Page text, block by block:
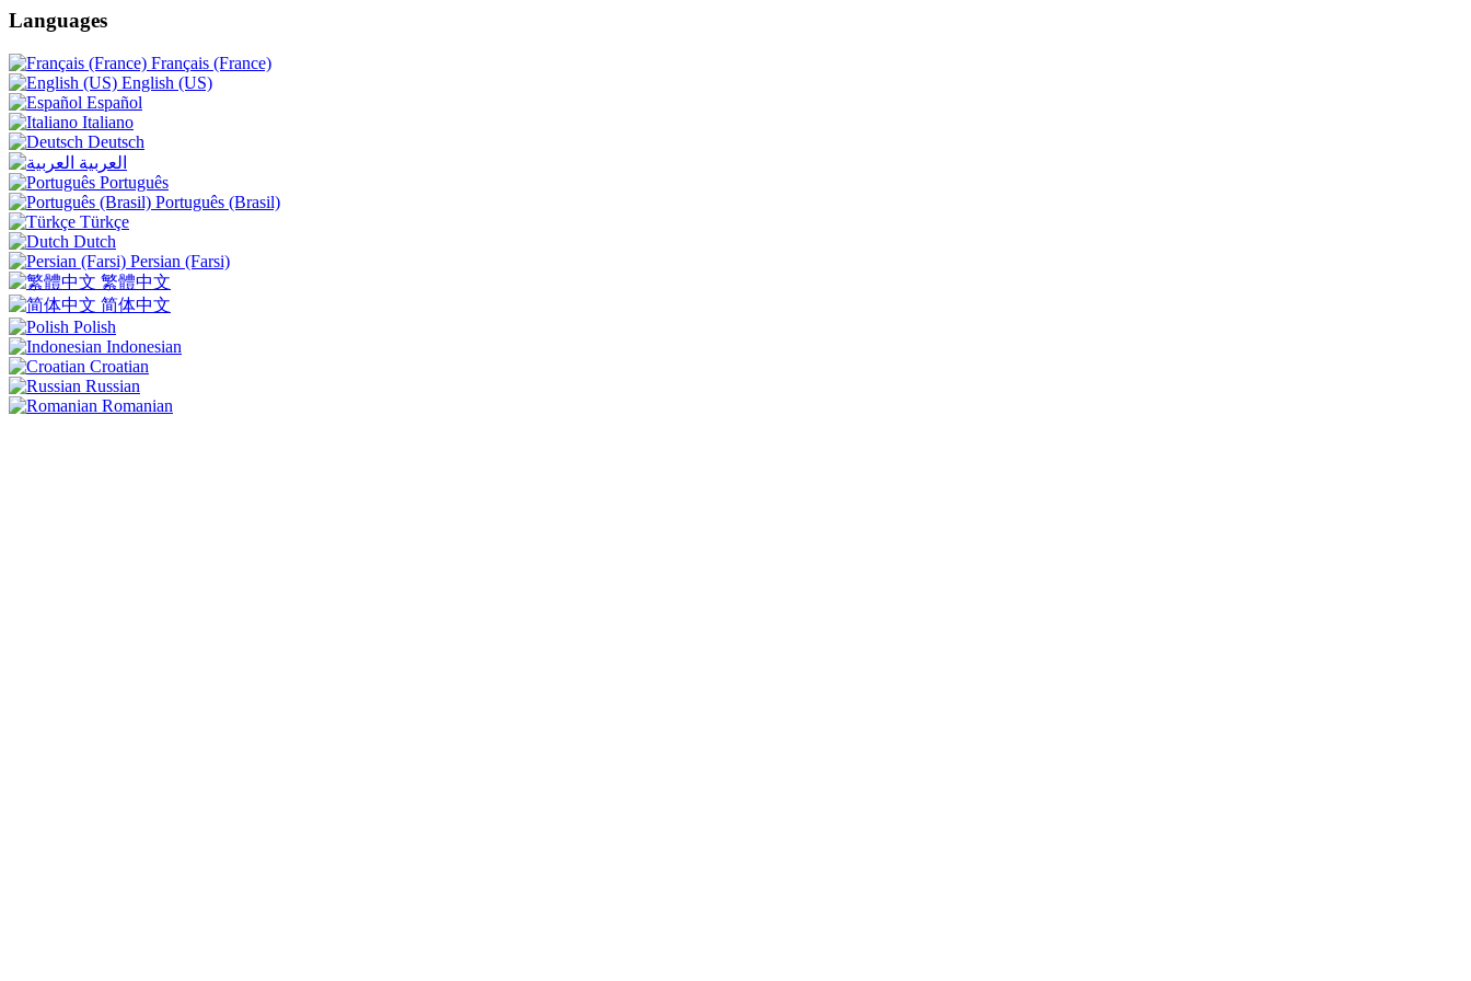
Languages
Français (France)
English (US)
Español
Italiano
Deutsch
العربية
Português
Português (Brasil)
Türkçe
Dutch
Persian (Farsi)
繁體中文
简体中文
Polish
Indonesian
Croatian
Russian
Romanian